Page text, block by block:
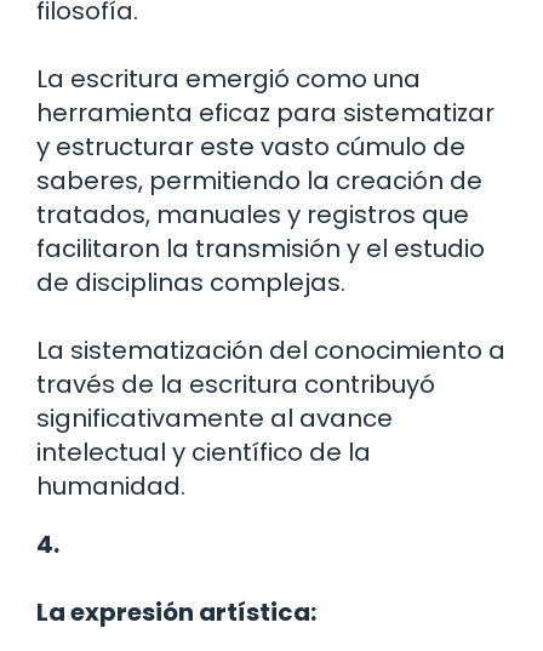
filosofía.
La escritura emergió como una
herramienta eficaz para sistematizar
y estructurar este vasto cúmulo de
saberes, permitiendo la creación de
tratados, manuales y registros que
facilitaron la transmisión y el estudio
de disciplinas complejas.
La sistematización del conocimiento a
través de la escritura contribuyó
significativamente al avance
intelectual y científico de la
humanidad.
4.
La expresión artística: